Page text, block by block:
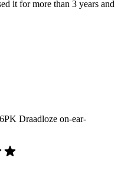
it for more than 3 years and
Draadloze on-ear-